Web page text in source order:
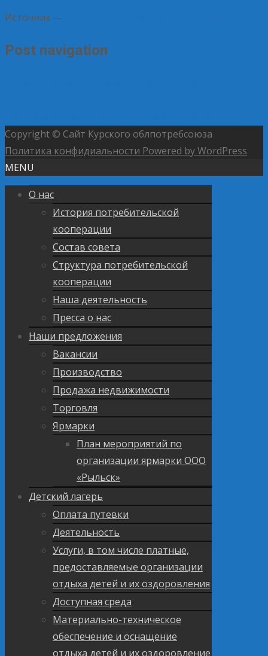
Источник — .
Post navigation
Copyright © Сайт Курского облпотребсоюза
Политика конфидиальности Powered by WordPress
MENU
О нас
История потребительской
кооперации
Состав совета
Структура потребительской
кооперации
Наша деятельность
Пресса о нас
Наши предложения
Вакансии
Производство
Продажа недвижимости
Торговля
Ярмарки
План мероприятий по
организации ярмарки ООО
«Рыльск»
Детский лагерь
Оплата путевки
Деятельность
Услуги, в том числе платные,
предоставляемые организации
отдыха детей и их оздоровления
Доступная среда
Материально-техническое
обеспечение и оснащение
отдыха детей и их оздоровление